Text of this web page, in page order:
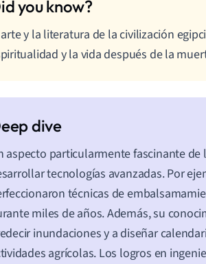
y la literatura de la civilización
y la vida después de la
aspecto particularmente fascinante
tecnologías avanzadas. Por
técnicas de
miles de años. Además, su
inundaciones y a diseñar
agrícolas. Los logros en